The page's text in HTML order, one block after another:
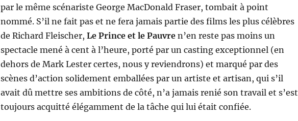
par le même scénariste George MacDonald Fraser, tombait à point
nommé. S’il ne fait pas et ne fera jamais partie des films les plus célèbres
de Richard Fleischer, Le Prince et le Pauvren’en reste pas moins un
spectacle mené à cent à l’heure, porté par un casting exceptionnel (en
dehors de Mark Lester certes, nous y reviendrons) et marqué par des
scènes d’action solidement emballées par un artiste et artisan, qui s’il
avait dû mettre ses ambitions de côté, n’a jamais renié son travail et s’est
toujours acquitté élégamment de la tâche qui lui était confiée.